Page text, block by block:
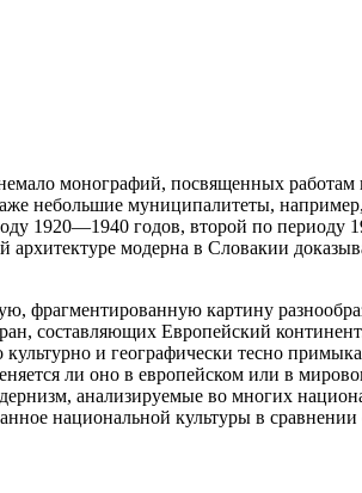
монографий, посвященных
небольшие муниципалитеты,
1920—1940 годов, второй по периоду
модерна в Словакии
фрагментированную картину
составляющих Европейский
культурно и географически тесно
ли оно в европейском или в
анализируемые во многих
национальной культуры в